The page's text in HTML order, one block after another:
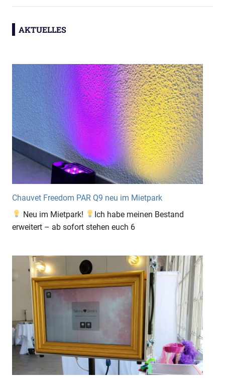
AKTUELLES
Chauvet Freedom PAR Q9 neu im Mietpark
Neu im Mietpark!
Ich habe meinen Bestand
erweitert – ab sofort stehen euch 6